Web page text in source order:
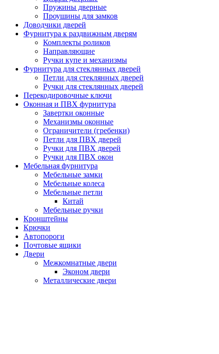
Пружины дверные
Проушины для замков
Доводчики дверей
Фурнитура к раздвижным дверям
Комплекты роликов
Направляющие
Ручки купе и механизмы
Фурнитура для стеклянных дверей
Петли для стеклянных дверей
Ручки для стеклянных дверей
Перекодировочные ключи
Оконная и ПВХ фурнитура
Завертки оконные
Механизмы оконные
Ограничители (гребенки)
Петли для ПВХ дверей
Ручки для ПВХ дверей
Ручки для ПВХ окон
Мебельная фурнитура
Мебельные замки
Мебельные колеса
Мебельные петли
Китай
Мебельные ручки
Кронштейны
Крючки
Автопороги
Почтовые ящики
Двери
Межкомнатные двери
Эконом двери
Металлические двери